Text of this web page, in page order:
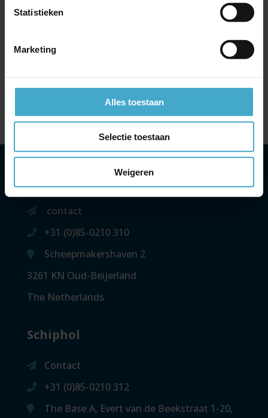
Statistieken
Marketing
Alles toestaan
Selectie toestaan
Weigeren
voordeel met My Emirates Pass
Jouw internationale treinreis onder controle met de
Maak kennis met Atriis: de slimme online bookingtool
Uitbreiding codeshare-overeenkomst British Airways &
Cathay Pacific en vooruitblik zomer 2026
contact
+31 (0)85-0210 310
Scheepmakershaven 2
3261 KN Oud-Beijerland
The Netherlands
Schiphol
Contact
+31 (0)85-0210 312
The Base A, Evert van de Beekstraat 1-20,